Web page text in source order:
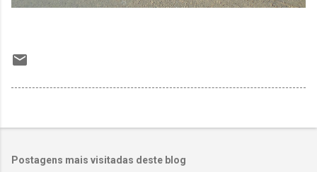
Postagens mais visitadas deste blog